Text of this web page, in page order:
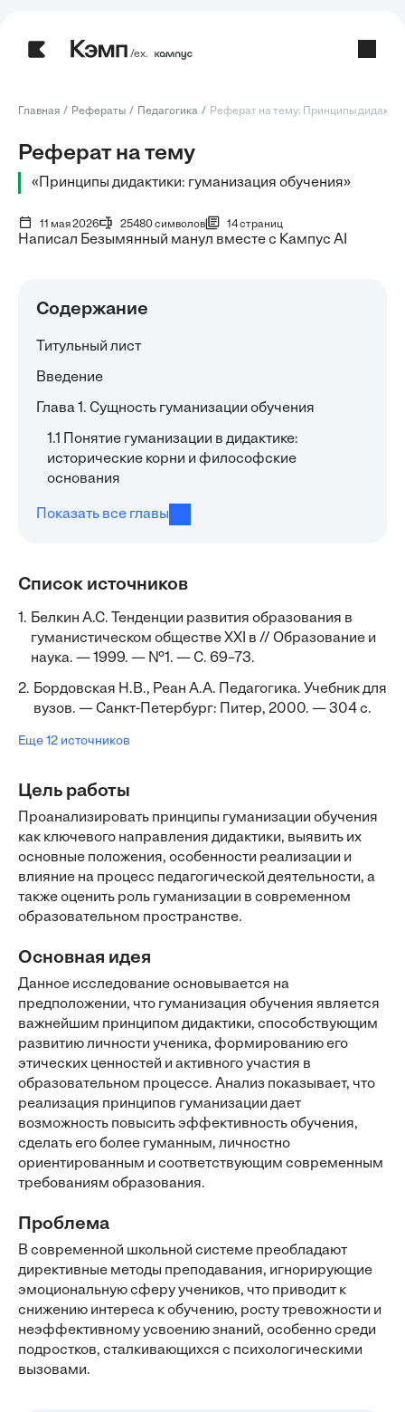
/ех.
Главная Рефераты Педагогика Реферат на тему: Принципы
Реферат на тему
«Принципы дидактики: гуманизация обучения»
11 мая 2026 25480 символов 14 страниц
Написал Безымянный манул вместе с Кампус AI
Содержание
Титульный лист
Введение
Глава 1. Сущность гуманизации обучения
1.1 Понятие гуманизации в дидактике:
исторические корни и философские
основания
Показать все главы
Список источников
1. Белкин А.С. Тенденции развития образования в
гуманистическом обществе XXI в // Образование и
наука. — 1999. — №1. — С. 69–73.
2. Бордовская Н.В., Реан А.А. Педагогика. Учебник для
вузов. — Санкт-Петербург: Питер, 2000. — 304 с.
Еще 12 источников
Цель работы
Проанализировать принципы гуманизации обучения
как ключевого направления дидактики, выявить их
основные положения, особенности реализации и
влияние на процесс педагогической деятельности, а
также оценить роль гуманизации в современном
образовательном пространстве.
Основная идея
Данное исследование основывается на
предположении, что гуманизация обучения является
важнейшим принципом дидактики, способствующим
развитию личности ученика, формированию его
этических ценностей и активного участия в
образовательном процессе. Анализ показывает, что
реализация принципов гуманизации дает
возможность повысить эффективность обучения,
сделать его более гуманным, личностно
ориентированным и соответствующим современным
требованиям образования.
Проблема
В современной школьной системе преобладают
директивные методы преподавания, игнорирующие
эмоциональную сферу учеников, что приводит к
снижению интереса к обучению, росту тревожности и
неэффективному усвоению знаний, особенно среди
подростков, сталкивающихся с психологическими
вызовами.